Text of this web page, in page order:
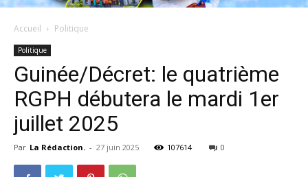
Accueil Politique
Politique
Guinée/Décret: le quatrième
RGPH débutera le mardi 1er
juillet 2025
Par La Rédaction. - 27 juin 2025 107614 0